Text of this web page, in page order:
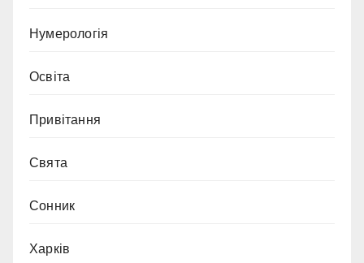
Нумерологія
Освіта
Привітання
Свята
Сонник
Харків